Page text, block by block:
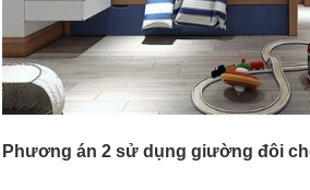
Phương án 2 sử dụng giường đôi